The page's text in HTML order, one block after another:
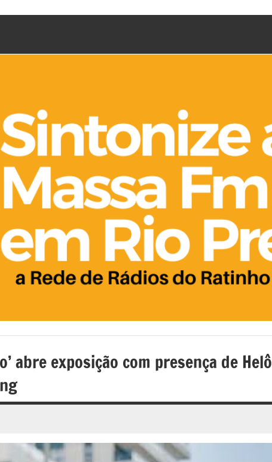
abre exposição com presença de Helô